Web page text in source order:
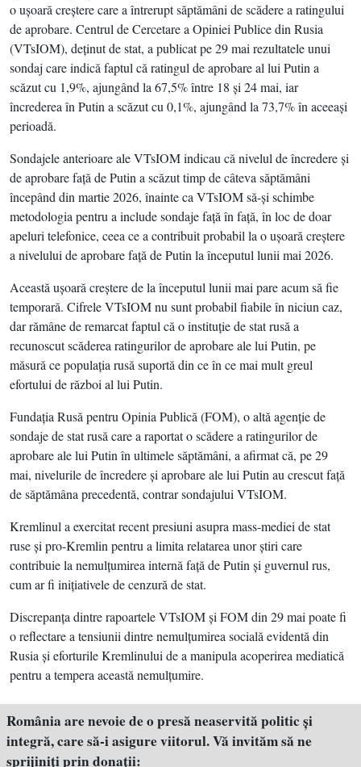
o uşoară creştere care a întrerupt săptămâni de scădere a ratingului
de aprobare. Centrul de Cercetare a Opiniei Publice din Rusia
(VTsIOM), deţinut de stat, a publicat pe 29 mai rezultatele unui
sondaj care indică faptul că ratingul de aprobare al lui Putin a
scăzut cu 1,9%, ajungând la 67,5% între 18 şi 24 mai, iar
încrederea în Putin a scăzut cu 0,1%, ajungând la 73,7% în aceeaşi
perioadă.
Sondajele anterioare ale VTsIOM indicau că nivelul de încredere şi
de aprobare faţă de Putin a scăzut timp de câteva săptămâni
începând din martie 2026, înainte ca VTsIOM să-şi schimbe
metodologia pentru a include sondaje faţă în faţă, în loc de doar
apeluri telefonice, ceea ce a contribuit probabil la o uşoară creştere
a nivelului de aprobare faţă de Putin la începutul lunii mai 2026.
Această uşoară creştere de la începutul lunii mai pare acum să fie
temporară. Cifrele VTsIOM nu sunt probabil fiabile în niciun caz,
dar rămâne de remarcat faptul că o instituţie de stat rusă a
recunoscut scăderea ratingurilor de aprobare ale lui Putin, pe
măsură ce populaţia rusă suportă din ce în ce mai mult greul
efortului de război al lui Putin.
Fundaţia Rusă pentru Opinia Publică (FOM), o altă agenţie de
sondaje de stat rusă care a raportat o scădere a ratingurilor de
aprobare ale lui Putin în ultimele săptămâni, a afirmat că, pe 29
mai, nivelurile de încredere şi aprobare ale lui Putin au crescut faţă
de săptămâna precedentă, contrar sondajului VTsIOM.
Kremlinul a exercitat recent presiuni asupra mass-mediei de stat
ruse şi pro-Kremlin pentru a limita relatarea unor ştiri care
contribuie la nemulţumirea internă faţă de Putin şi guvernul rus,
cum ar fi iniţiativele de cenzură de stat.
Discrepanţa dintre rapoartele VTsIOM şi FOM din 29 mai poate fi
o reflectare a tensiunii dintre nemulţumirea socială evidentă din
Rusia şi eforturile Kremlinului de a manipula acoperirea mediatică
pentru a tempera această nemulţumire.
România are nevoie de o presă neaservită politic şi
integră, care să-i asigure viitorul. Vă invităm să ne
sprijiniţi prin donaţii: